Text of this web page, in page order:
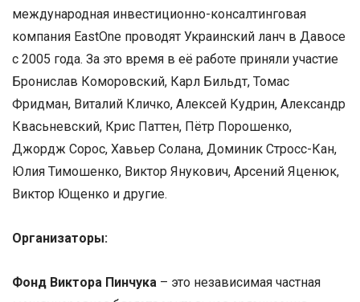
международная инвестиционно-консалтинговая
компания EastOne проводят Украинский ланч в Давосе
с 2005 года. За это время в её работе приняли участие
Бронислав Коморовский, Карл Бильдт, Томас
Фридман, Виталий Кличко, Алексей Кудрин, Александр
Квасьневский, Крис Паттен, Пётр Порошенко,
Джордж Сорос, Хавьер Солана, Доминик Стросс-Кан,
Юлия Тимошенко, Виктор Янукович, Арсений Яценюк,
Виктор Ющенко и другие.
Организаторы:
Фонд Виктора Пинчука – это независимая частная